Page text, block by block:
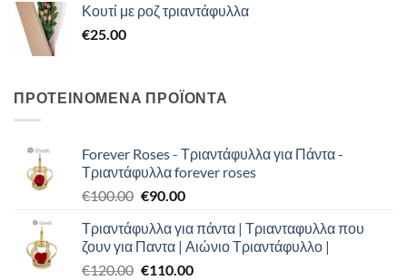
through
Κουτί με ροζ τριαντάφυλλα
€25.00
ΠΡΟΤΕΙΝΟΜΕΝΑ ΠΡΟΪΟΝΤΑ
Forever Roses - Τριαντάφυλλα για Πάντα -
Τριαντάφυλλα forever roses
€100.00 Original
was:
€100.00.
€90.00Η
τιμή
είναι:
€90.00.
Τριαντάφυλλα για πάντα | Τριανταφυλλα που
ζουν για Παντα | Αιώνιο Τριαντάφυλλο |
€120.00 Original
€110.00Η